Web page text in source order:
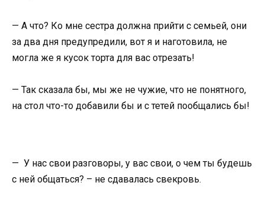
— А что? Ко мне сестра должна прийти с семьей, они
за два дня предупредили, вот я и наготовила, не
могла же я кусок торта для вас отрезать!
— Так сказала бы, мы же не чужие, что не понятного,
на стол что-то добавили бы и с тетей пообщались бы!
— У нас свои разговоры, у вас свои, о чем ты будешь
с ней общаться? – не сдавалась свекровь.